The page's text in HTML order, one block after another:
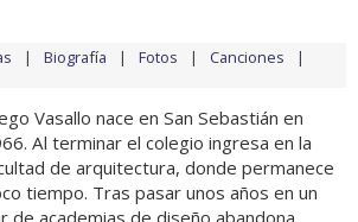
Biografía Fotos Canciones
Vasallo nace en San Sebastián en
Al terminar el colegio ingresa en la
de arquitectura, donde permanece
tiempo. Tras pasar unos años en un